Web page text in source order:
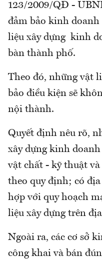
123/2009/QĐ -
đảm bảo kinh
liệu xây dựng kinh
bàn thành phố.
Theo đó, những vật
bảo điều kiện sẽ
nội thành.
Quyết định nêu rõ,
xây dựng kinh
vật chất - kỹ thuật
theo quy định; có
hợp với quy hoạch
liệu xây dựng trên
Ngoài ra, các cơ sở
công khai và bán